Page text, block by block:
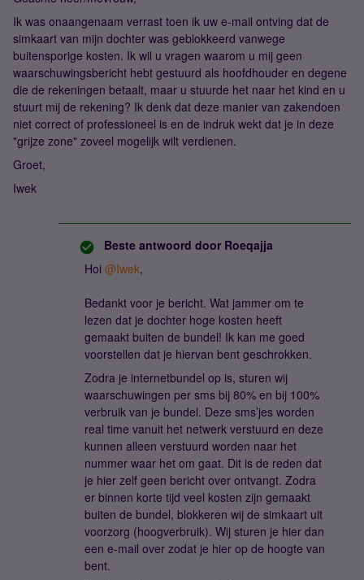
Ik was onaangenaam verrast toen ik uw e-mail ontving dat de
simkaart van mijn dochter was geblokkeerd vanwege
buitensporige kosten. Ik wil u vragen waarom u mij geen
waarschuwingsbericht hebt gestuurd als hoofdhouder en degene
die de rekeningen betaalt, maar u stuurde het naar het kind en u
stuurt mij de rekening? Ik denk dat deze manier van zakendoen
niet correct of professioneel is en de indruk wekt dat je in deze
"grijze zone" zoveel mogelijk wilt verdienen.
Groet,
Iwek
Beste antwoord door Roeqajja
Hoi @Iwek,
Bedankt voor je bericht. Wat jammer om te
lezen dat je dochter hoge kosten heeft
gemaakt buiten de bundel! Ik kan me goed
voorstellen dat je hiervan bent geschrokken.
Zodra je internetbundel op is, sturen wij
waarschuwingen per sms bij 80% en bij 100%
verbruik van je bundel. Deze sms’jes worden
real time vanuit het netwerk verstuurd en deze
kunnen alleen verstuurd worden naar het
nummer waar het om gaat. Dit is de reden dat
je hier zelf geen bericht over ontvangt. Zodra
er binnen korte tijd veel kosten zijn gemaakt
buiten de bundel, blokkeren wij de simkaart uit
voorzorg (hoogverbruik). Wij sturen je hier dan
een e-mail over zodat je hier op de hoogte van
bent.